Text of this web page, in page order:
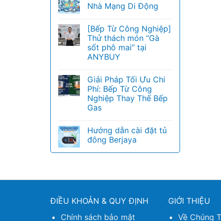
Nhà Mạng Di Động
[Bếp Từ Công Nghiệp]
Thử thách món “Gà
sốt phô mai” tại
ANYBUY
Giải Pháp Tối Ưu Chi
Phí: Bếp Từ Công
Nghiệp Thay Thế Bếp
Gas
Hướng dẫn cài đặt tủ
đông Berjaya
ĐIỀU KHOẢN & QUY ĐỊNH
Chính sách bảo mật
GIỚI THIỆU
Về Chúng